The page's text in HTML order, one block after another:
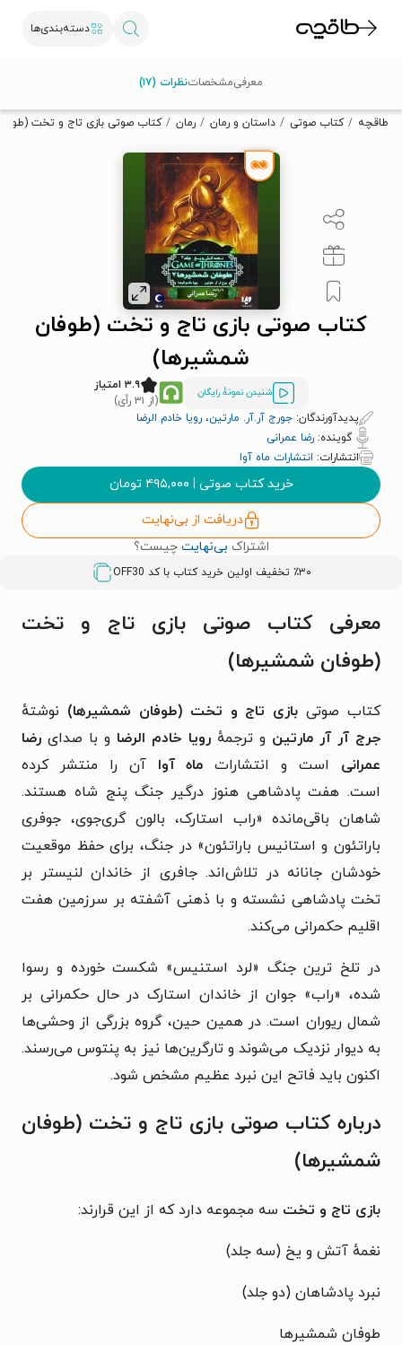
دسته‌بندی‌ها
تخفیف از طاقچه دریافت کن.
طاقچه کتاب صوتی داستان و رمان رمان کتاب صوتی بازی تاج و تخت
کتاب صوتی بازی تاج و تخت (طوفان
شمشیرها)
شنیدن نمونۀ رایگان
۳.۹ امتیاز
(از ۳۱ رأی)
پدیدآورندگان: جورج آر.آر. مارتین، رویا خادم‌ الرضا
گوینده: رضا عمرانی
انتشارات: انتشارات ماه آوا
خرید کتاب صوتی | ۴۹۵,۰۰۰ تومان
دریافت از بی‌نهایت
اشتراک بی‌نهایت چیست؟
٪۳۰ تخفیف اولین خرید کتاب با کد OFF30
معرفیمشخصاتنظرات (۱۷)
معرفی کتاب صوتی بازی تاج و تخت
(طوفان شمشیرها)
کتاب صوتی بازی تاج و تخت (طوفان شمشیرها) نوشتهٔ
جرج آر آر مارتین و ترجمهٔ رویا خادم‌ الرضا و با صدای رضا
عمرانی است و انتشاراتماه آوا آن را منتشر کرده
است. هفت پادشاهی هنوز درگیر جنگ پنج شاه هستند.
شاهان باقی‌مانده «راب استارک، بالون گری‌جوی، جوفری
باراتئون و استانیس باراتئون» در جنگ، برای حفظ موقعیت
خودشان جانانه در تلاش‌اند.جافری از خاندان لنیستر بر
تخت پادشاهی نشسته و با ذهنی آشفته بر سرزمین هفت
اقلیم حکمرانی می‌کند.
در تلخ ترین جنگ «لرد استنیس» شکست خورده و رسوا
شده، «راب» جوان از خاندان استارک در حال حکمرانی بر
شمال ریوران است. در همین حین، گروه بزرگی از وحشی‌ها
به دیوار نزدیک می‌شوند و تارگرین‌ها نیز به پنتوس می‌رسند.
اکنون باید فاتح این نبرد عظیم مشخص شود.
درباره کتاب صوتی بازی تاج و تخت (طوفان
شمشیرها)
بازی تاج و تخت سه مجموعه دارد که از این قرارند:
نغمهٔ آتش و یخ (سه جلد)
نبرد پادشاهان (دو جلد)
طوفان شمشیرها